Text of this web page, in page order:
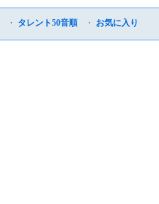
・ タレント50音順 ・ お気に入り